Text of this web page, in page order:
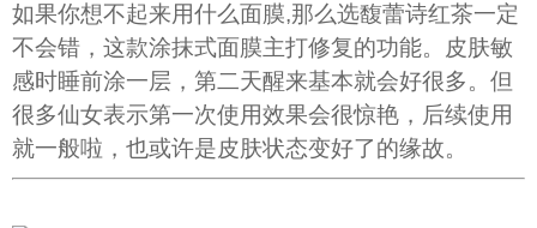
如果你想不起来用什么面膜,那么选馥蕾诗红茶一定
不会错，这款涂抹式面膜主打修复的功能。皮肤敏
感时睡前涂一层，第二天醒来基本就会好很多。但
很多仙女表示第一次使用效果会很惊艳，后续使用
就一般啦，也或许是皮肤状态变好了的缘故。